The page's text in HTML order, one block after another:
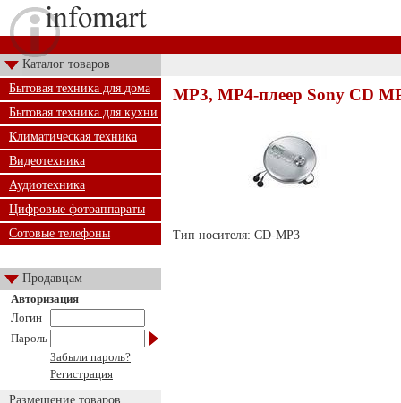
Каталог товаров
Бытовая техника для дома
Бытовая техника для кухни
Климатическая техника
Видеотехника
Аудиотехника
Цифровые фотоаппараты
Сотовые телефоны
Продавцам
Авторизация
Логин
Пароль
Забыли пароль?
Регистрация
Размещение товаров
MP3, MP4-плеер Sony CD
Тип носителя: CD-MP3